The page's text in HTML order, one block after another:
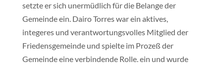
setzte er sich unermüdlich für die Belange der
Gemeinde ein. Dairo Torres war ein aktives,
integeres und verantwortungsvolles Mitglied der
Friedensgemeinde und spielte im Prozeß der
Gemeinde eine verbindende Rolle. ein und wurde